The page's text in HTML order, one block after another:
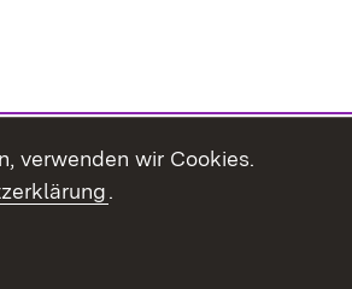
verwenden wir Cookies.
.